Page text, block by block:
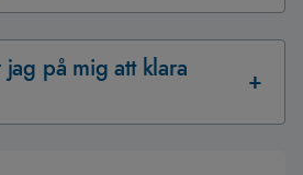
på mig att klara